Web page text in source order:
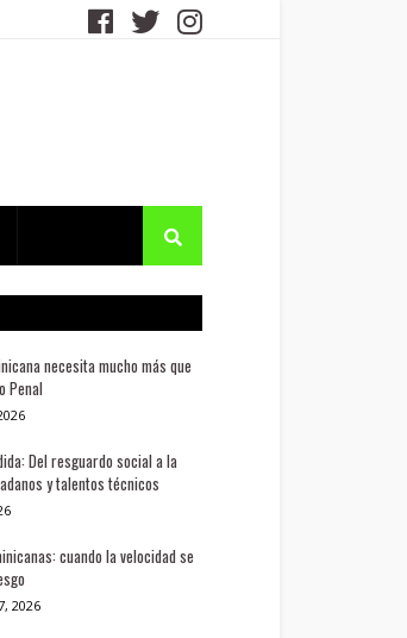
necesita mucho más que
Penal
Del resguardo social a la
y talentos técnicos
cuando la velocidad se
2026